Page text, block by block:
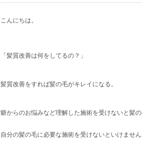
こんにちは。
「髪質改善は何をしてるの？」
髪質改善をすれば髪の毛がキレイになる。
癖からのお悩みなど理解した施術を受けないと髪
自分の髪の毛に必要な施術を受けないといけません